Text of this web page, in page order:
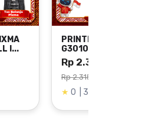
I...
PRINTER CANON PIXMA
G3010 INK TANK ALL I...
Rp 2.315.000
Rp 2.315.000
★ 0 | 3 terjual